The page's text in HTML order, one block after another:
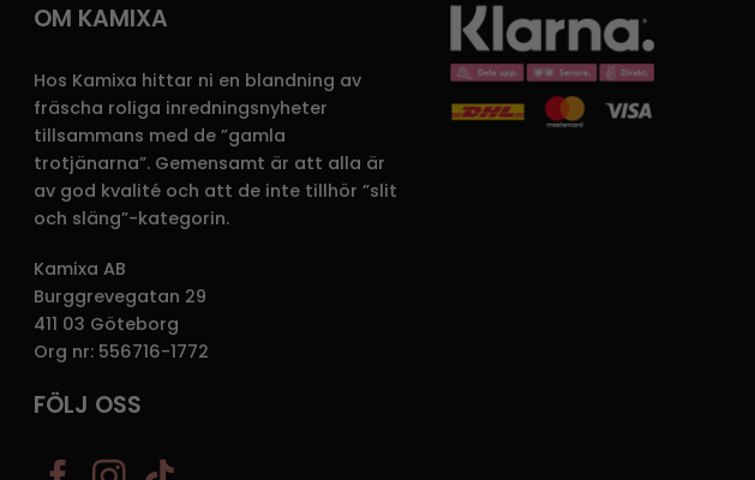
OM KAMIXA
Hos Kamixa hittar ni en blandning av
fräscha roliga inredningsnyheter
tillsammans med de ”gamla
trotjänarna”. Gemensamt är att alla är
av god kvalité och att de inte tillhör ”slit
och släng”-kategorin.
Kamixa AB
Burggrevegatan 29
411 03 Göteborg
Org nr: 556716-1772
FÖLJ OSS